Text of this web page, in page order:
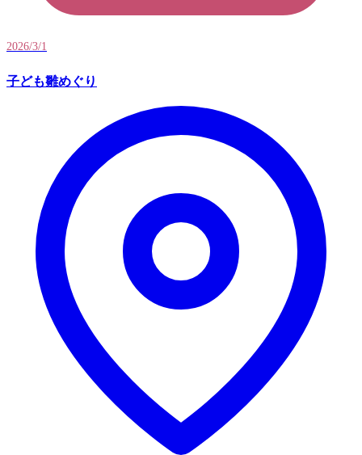
2026/3/1
子ども雛めぐり